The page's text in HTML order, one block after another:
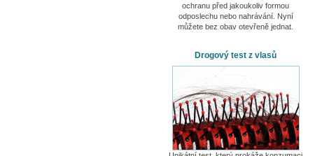
ochranu před jakoukoliv formou
odposlechu nebo nahrávání. Nyní
můžete bez obav otevřeně jednat.
Drogový test z vlasů